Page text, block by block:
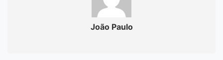
João Paulo